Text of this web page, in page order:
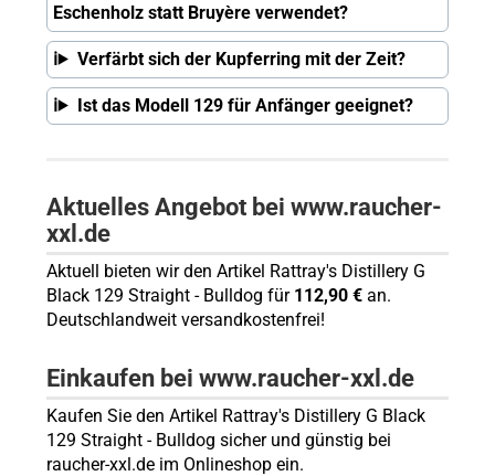
Eschenholz statt Bruyère verwendet?
Verfärbt sich der Kupferring mit der Zeit?
Ist das Modell 129 für Anfänger geeignet?
Aktuelles Angebot bei www.raucher-
xxl.de
Aktuell bieten wir den Artikel Rattray's Distillery G
Black 129 Straight - Bulldog für 112,90 €an.
Deutschlandweit versandkostenfrei!
Einkaufen bei www.raucher-xxl.de
Kaufen Sie den Artikel Rattray's Distillery G Black
129 Straight - Bulldog sicher und günstig bei
raucher-xxl.de im Onlineshop ein.